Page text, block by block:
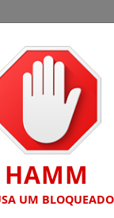
AO MUNICÍPIO
HAMM
UM